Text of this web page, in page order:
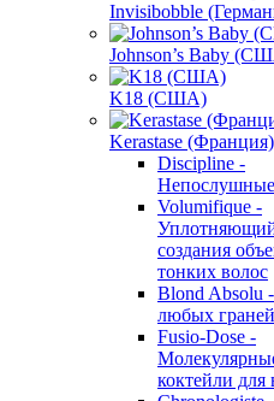
Invisibobble
Johnson’s Baby
K18 (США)
Kerastase (Франция)
Discipline -
Volumifique -
создания
тонких волос
Blond Absolu
любых
Fusio-Dose -
коктейли для